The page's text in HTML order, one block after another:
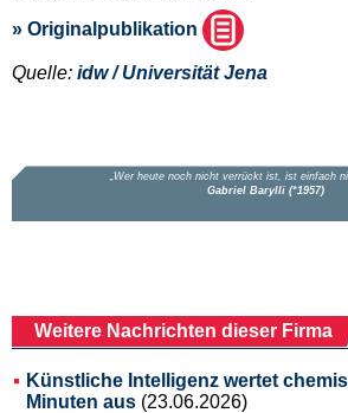
» Originalpublikation
Quelle: idw / Universität Jena
Weitere Nachrichten dieser Firma
Künstliche Intelligenz wertet
Minuten aus (23.06.2026)